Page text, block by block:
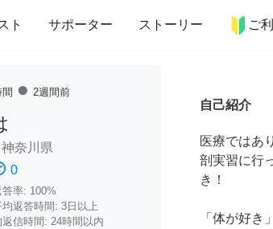
ト サポーター ストーリー ご
インテリア 趣味・習い事 ペット
fiber_manual_record 2週間前
神奈川県
0
率: 100%
返答時間: 3日以上
返信時間: 24時間以内
自己紹介
医療ではあ
剖実習に行
き！
「体が好